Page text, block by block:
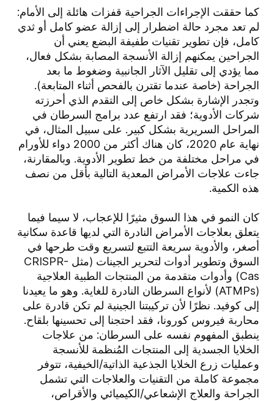
كما حققت الإجراءات الجراحية قفزات هائلة إلى الأمام:
لم تعد مجرد حالة اضطرار إلى إزالة عضو كامل أو ثدي
كامل، فإن تطوير تقنيات طفيفة البضع يعني أن
الجراحين يمكنهم إزالة الأنسجة المصابة بشكل فعال،
مما يؤدي إلى تقليل الآثار الجانبية وضغوط ما بعد
الجراحة (خاصة عندما تقترن بالفحص أثناء المتابعة).
وتجدر الإشارة بشكل خاص إلى التقدم الذي أحرزته
شركات الأدوية؛ فقد ارتفع عدد برامج السرطان في
المراحل السريرية بشكل كبير. على سبيل المثال، في
نهاية عام 2020، كان هناك أكثر من 2000 دواء للأورام
في مراحل مختلفة من خط تطوير الأدوية. وبالمقارنة،
جاءت علاجات الأمراض المعدية التالية بأقل من نصف
هذه الكمية.
كان النمو في هذا السوق مثيرًا للإعجاب، لا سيما فيما
يتعلق بعلاجات الأمراض النادرة التي لديها قاعدة سكانية
أصغر، والأدوية سريعة التتبع لتسريع وقت طرحها في
السوق وتطوير أدوات لتحرير الجينات (مثل CRISPR-
Cas) وأدوات متقدمة من المنتجات الطبية العلاجية
(ATMPs) لأنواع السرطان النادرة للغاية. وهو ما يعيدنا
إلى كوفيد. نظرًا لأن تركيبتنا الجينية لم تكن قادرة على
محاربة فيروس كورونا، فقد احتجنا إلى تحسينها بلقاح.
ينطبق المفهوم نفسه على السرطان: من علاجات
الخلايا الجسدية إلى المنتجات المُنظمة للأنسجة
وعمليات زرع الخلايا الجذعية الذاتية/الخيفية، تتوفر
مجموعة كاملة من التقنيات والعلاجات التي تشمل
الجراحة والعلاج الإشعاعي/الكيميائي والأقراص،